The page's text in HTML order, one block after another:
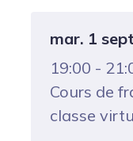
mar. 1
19:00 -
Cours de
classe